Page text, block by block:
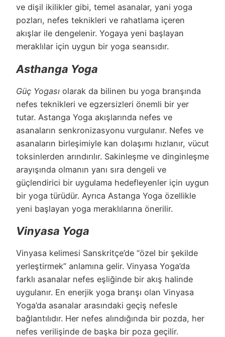
ve dişil ikilikler gibi, temel asanalar, yani yoga
pozları, nefes teknikleri ve rahatlama içeren
akışlar ile dengelenir. Yogaya yeni başlayan
meraklılar için uygun bir yoga seansıdır.
Asthanga Yoga
Güç Yogası olarak da bilinen bu yoga branşında
nefes teknikleri ve egzersizleri önemli bir yer
tutar. Astanga Yoga akışlarında nefes ve
asanaların senkronizasyonu vurgulanır. Nefes ve
asanaların birleşimiyle kan dolaşımı hızlanır, vücut
toksinlerden arındırılır. Sakinleşme ve dinginleşme
arayışında olmanın yanı sıra dengeli ve
güçlendirici bir uygulama hedefleyenler için uygun
bir yoga türüdür. Ayrıca Astanga Yoga özellikle
yeni başlayan yoga meraklılarına önerilir.
Vinyasa Yoga
Vinyasa kelimesi Sanskritçe’de “özel bir şekilde
yerleştirmek” anlamına gelir. Vinyasa Yoga’da
farklı asanalar nefes eşliğinde bir akış halinde
uygulanır. En enerjik yoga branşı olan Vinyasa
Yoga’da asanalar arasındaki geçiş nefesle
bağlantılıdır. Her nefes alındığında bir pozda, her
nefes verilişinde de başka bir poza geçilir.